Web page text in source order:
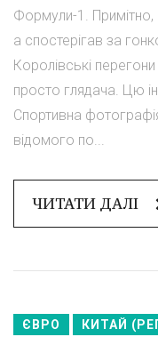
Формули-1. Примітно,
а спостерігав за
Королівські
просто глядача. Цю
Спортивна
відомого по...
ЧИТАТИ ДАЛІ
ЄВРО КИТАЙ